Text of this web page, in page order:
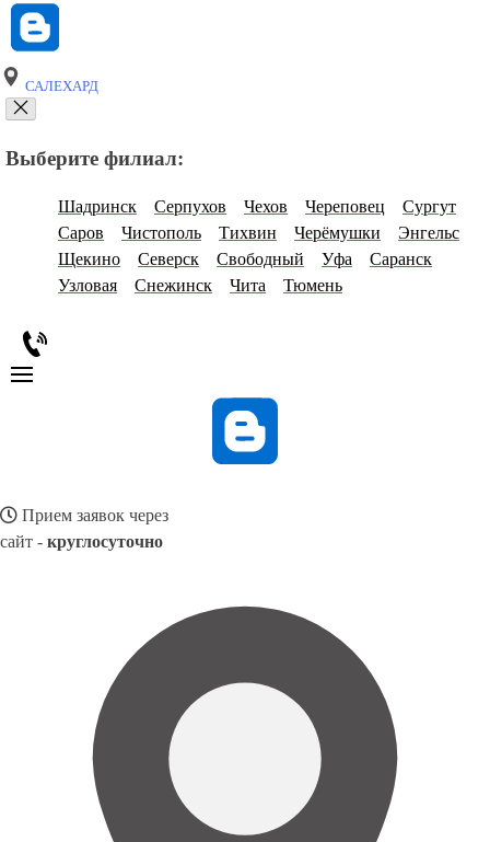
САЛЕХАРД
Выберите филиал:
Шадринск Серпухов Чехов Череповец
Сургут
Саров
Чистополь Тихвин Черёмушки
Энгельс
Щекино
Северск Свободный Уфа
Саранск
Узловая
Снежинск Чита Тюмень
Прием заявок через
сайт - круглосуточно